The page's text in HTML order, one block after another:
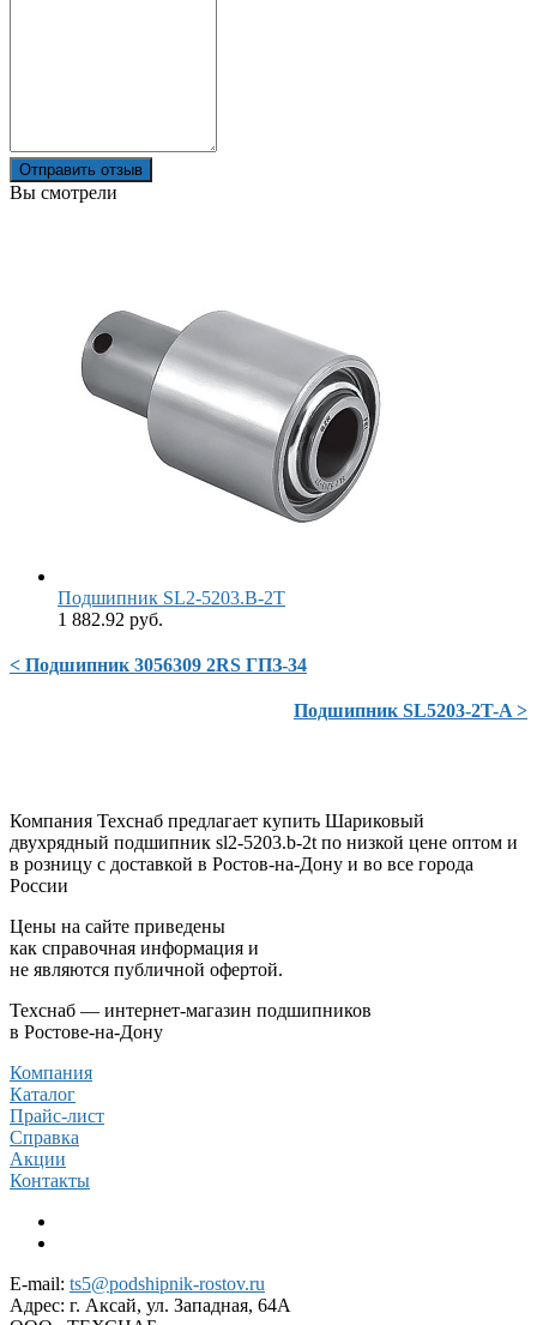
Отправить отзыв
Вы смотрели
Подшипник SL2-5203.B-2T
1 882.92 руб.
< Подшипник 3056309 2RS ГПЗ-34
Подшипник SL5203-2T-A >
Компания Техснаб предлагает купить Шариковый
двухрядный подшипник sl2-5203.b-2t по низкой цене оптом и
в розницу с доставкой в Ростов-на-Дону и во все города
России
Цены на сайте приведены
как справочная информация и
не являются публичной офертой.
Техснаб — интернет-магазин подшипников
в Ростове-на-Дону
Компания
Каталог
Прайс-лист
Справка
Акции
Контакты
E-mail: ts5@podshipnik-rostov.ru
Адрес: г. Аксай, ул. Западная, 64А